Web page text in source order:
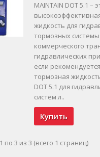
MAINTAIN DOT 5.1 –
жидкость для
тормозных системы
коммерческого
гидравлических
если
тормозная
DOT 5.1 для
систем л..
Купить
по 3 из 3 (всего 1 страниц)